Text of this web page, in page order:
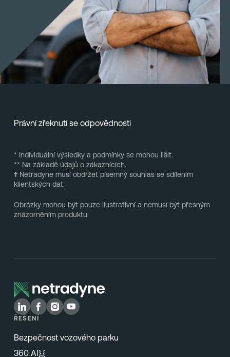
Právní zřeknutí se odpovědnosti
* Individuální výsledky a podmínky se mohou lišit.
** Na základě údajů o zákaznících.
†Netradyne musí obdržet písemný souhlas se sdílením
klientských dat.
Obrázky mohou být pouze ilustrativní a nemusí být přesným
znázorněním produktu.
ŘEŠENÍ
Bezpečnost vozového parku
360 AI},{